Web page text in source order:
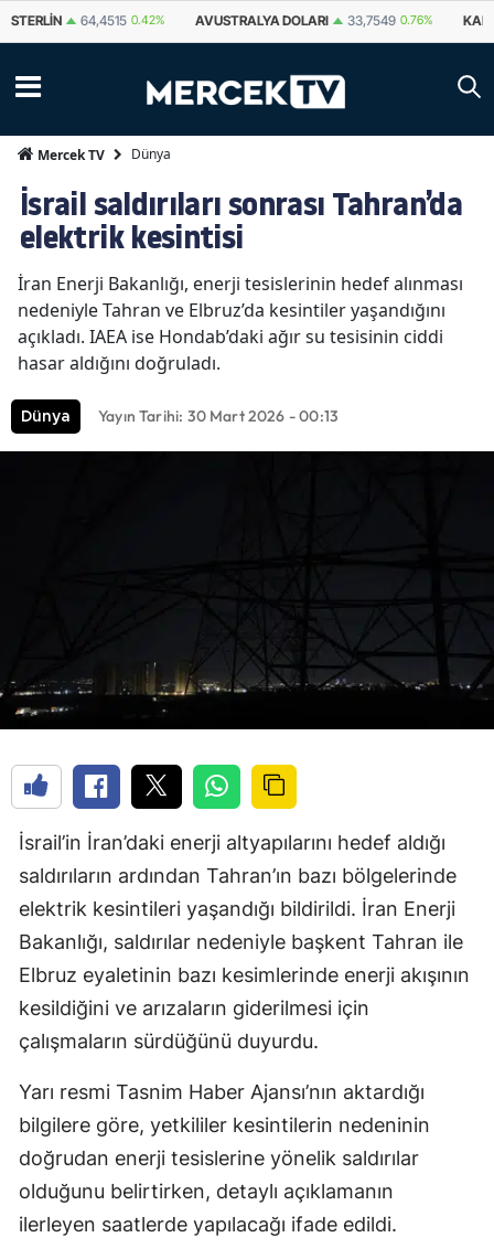
STERLIN 64,4515 0.42% AVUSTRALYA DOLARI 33,7549 0.76%
Mercek TV Dünya
İsrail saldırıları sonrası Tahran’da
elektrik kesintisi
İran Enerji Bakanlığı, enerji tesislerinin hedef alınması
nedeniyle Tahran ve Elbruz’da kesintiler yaşandığını
açıkladı. IAEA ise Hondab’daki ağır su tesisinin ciddi
hasar aldığını doğruladı.
Dünya Yayın Tarihi: 30 Mart 2026 - 00:13
İsrail’in İran’daki enerji altyapılarını hedef aldığı
saldırıların ardından Tahran’ın bazı bölgelerinde
elektrik kesintileri yaşandığı bildirildi. İran Enerji
Bakanlığı, saldırılar nedeniyle başkent Tahran ile
Elbruz eyaletinin bazı kesimlerinde enerji akışının
kesildiğini ve arızaların giderilmesi için
çalışmaların sürdüğünü duyurdu.
Yarı resmi Tasnim Haber Ajansı’nın aktardığı
bilgilere göre, yetkililer kesintilerin nedeninin
doğrudan enerji tesislerine yönelik saldırılar
olduğunu belirtirken, detaylı açıklamanın
ilerleyen saatlerde yapılacağı ifade edildi.